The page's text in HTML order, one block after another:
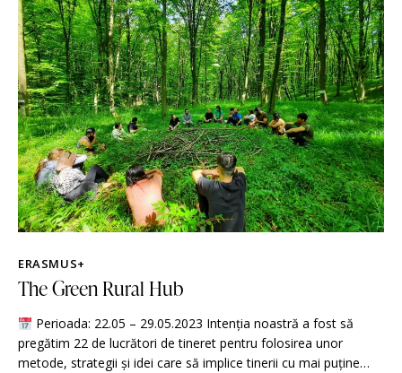
ERASMUS+
The Green Rural Hub
Perioada: 22.05 – 29.05.2023 Intenția noastră a fost să
pregătim 22 de lucrători de tineret pentru folosirea unor
metode, strategii și idei care să implice tinerii cu mai puține…